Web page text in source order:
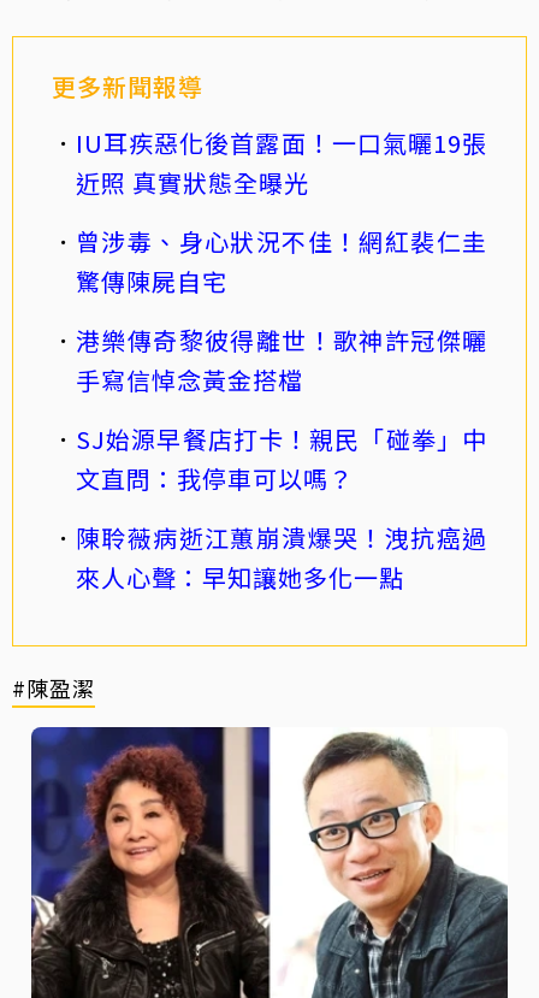
更多新聞報導
IU耳疾惡化後首露面！一口氣曬19張
近照 真實狀態全曝光
曾涉毒、身心狀況不佳！網紅裴仁圭
驚傳陳屍自宅
港樂傳奇黎彼得離世！歌神許冠傑曬
手寫信悼念黃金搭檔
SJ始源早餐店打卡！親民「碰拳」中
文直問：我停車可以嗎？
陳聆薇病逝江蕙崩潰爆哭！洩抗癌過
來人心聲：早知讓她多化一點
#陳盈潔